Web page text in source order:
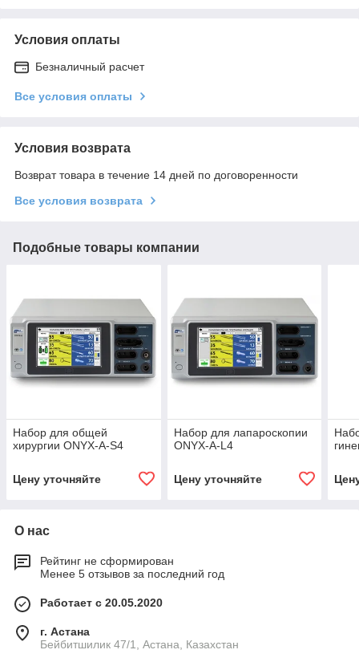
Условия оплаты
Безналичный расчет
Все условия оплаты
Условия возврата
Возврат товара в течение 14 дней по договоренности
Все условия возврата
Подобные товары компании
Набор для общей
хирургии ONYX-A-S4
Цену уточняйте
Набор для лапароскопии
ONYX-A-L4
Цену уточняйте
О нас
Рейтинг не сформирован
Менее 5 отзывов за последний год
Работает с 20.05.2020
г. Астана
Бейбитшилик 47/1, Астана, Казахстан